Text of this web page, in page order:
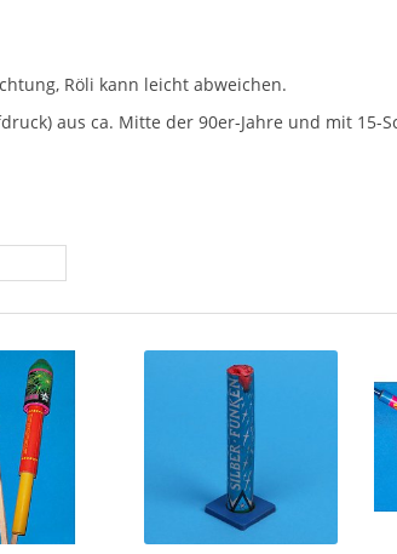
Röli kann leicht abweichen.
aus ca. Mitte der 90er-Jahre und mit 15-